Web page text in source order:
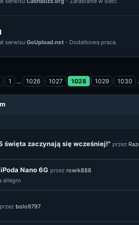
serwisu GoUpload.net - Dodatkowa praca.
1 ... 1026 1027 1028 1029 1030
święta zaczynają się wcześniej!" przez
Nano 6G przez rowik888
allegro
przez bolo9797